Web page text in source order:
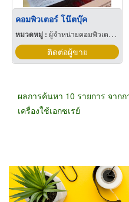
คอมพิวเตอร์ โน๊ตบุ๊ค
หมวดหมู่ : ผู้จำหน่ายคอมพิวเตอร์และอุปกรณ์ต่อพ่วง
ติดต่อผู้ขาย
ผลการค้นหา 10 รายการ จาก
เครื่องใช้เอกซเรย์
ขายส่ง ขายปลีก